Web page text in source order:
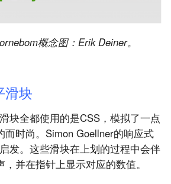
概念图：Erik Deiner。
滑块
块全都使用的是CSS，模拟了一点
而时尚。Simon Goellner的响应式
发。这些滑块在上划的过程中会伴
并在指针上显示对应的数值。